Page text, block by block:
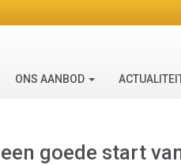
ONS AANBOD
goede start